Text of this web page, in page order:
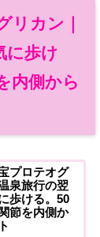
リカン｜
に歩け
内側から
プロテオグ
泉旅行の翌
歩ける。50
節を内側か